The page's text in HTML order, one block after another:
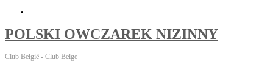
POLSKI OWCZAREK NIZINNY
Club België - Club Belge